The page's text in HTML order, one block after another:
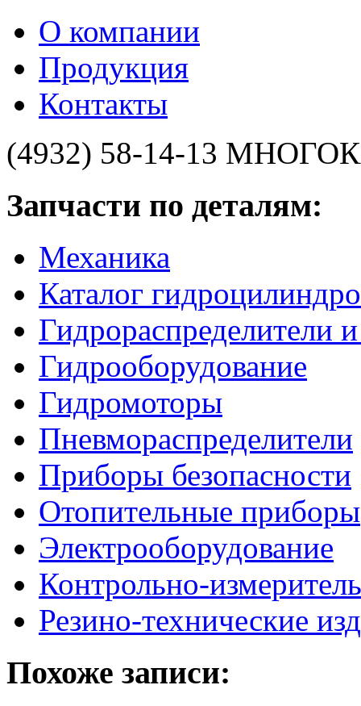
О компании
Продукция
Контакты
(4932) 58-14-13
Запчасти по деталям:
Механика
Каталог
Гидрораспределители
Гидрооборудование
Гидромоторы
Пневмораспределители
Приборы безопасности
Отопительные приборы
Электрооборудование
Контрольно-
Резино-технические
Похоже записи: